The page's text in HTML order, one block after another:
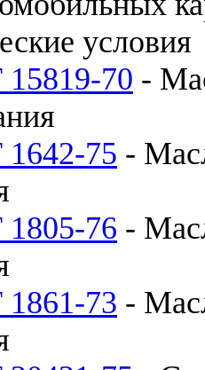
условия
70 -
75 -
76 -
73 -